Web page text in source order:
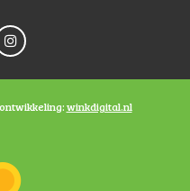
winkdigital.nl